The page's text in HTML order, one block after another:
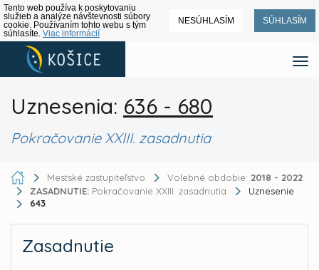
Tento web používa k poskytovaniu
služieb a analýze návštevnosti súbory
cookie. Používaním tohto webu s tým
súhlasíte. Viac informácií
NESÚHLASÍM SÚHLASÍM
Uznesenia: 636 - 680
Pokračovanie XXIII. zasadnutia
Mestské zastupiteľstvo Volebné obdobie: 2018 - 2022
ZASADNUTIE: Pokračovanie XXIII. zasadnutia
Uznesenie
643
Zasadnutie